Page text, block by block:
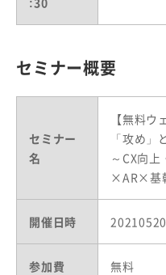
セミナー概要
セミナー
名
【無料
「攻め
～CX向
×AR×基
開催日時 20210520
参加費 無料